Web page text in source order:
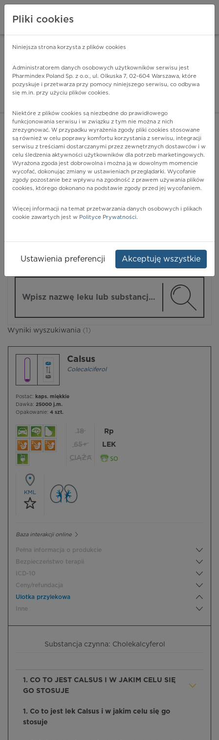
Pharmindex - lider
ZALOGUJ SIĘ
POKAŻ FILTRY
Pharmindex
Wyniki wyszukiwania (1)
Calsus
Colecalciferol
Postać: kaps. miękkie
Dawka: 25000 j.m.
Opakowanie: 4 szt.
18
65+
CIĄŻA
Rp
LEK
KML
Baza interakcji online
Pełna informacja o produkcie
Bezpieczeństwo terapii
ICD-10
Ceny/refundacja
Ulotka przylekowa
Inne
Substancja czynna: Cholekalcyferol
1. CO TO JEST CALSUS I W JAKIM CELU SIĘ
GO STOSUJE
1. Co to jest lek Calsus i w jakim celu się go
stosuje
Pliki cookies
Niniejsza strona korzysta z plików cookies
Administratorem danych osobowych użytkowników serwisu jest
Pharmindex Poland Sp. z o.o., ul. Olkuska 7, 02-604 Warszawa, które
pozyskuje i przetwarza przy pomocy niniejszego serwisu, co odbywa
się m.in. przy użyciu plików cookies.
Niektóre z plików cookies są niezbędne do prawidłowego
funkcjonowania serwisu i w związku z tym nie można z nich
zrezygnować. W przypadku wyrażenia zgody pliki cookies stosowane
są również w celu poprawy komfortu korzystania z serwisu, integracji
serwisu z treściami dostarczanymi przez zewnętrznych dostawców i w
celu śledzenia aktywności użytkowników dla potrzeb marketingowych.
Wyrażona zgoda jest dobrowolna i można ją w dowolnym momencie
wycofać, dokonując zmiany w ustawieniach przeglądarki. Wycofanie
zgody pozostanie bez wpływu na zgodność z prawem używania plików
cookies, którego dokonano na podstawie zgody przed jej wycofaniem.
Więcej informacji na temat przetwarzania danych osobowych i plikach
cookie zawartych jest w Polityce Prywatności.
Ustawienia preferencji Akceptuję wszystkie
ZA DARMO - w Google Play INSTALUJ